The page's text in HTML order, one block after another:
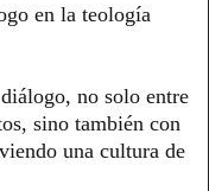
en la teología
no solo entre
sino también con
una cultura de